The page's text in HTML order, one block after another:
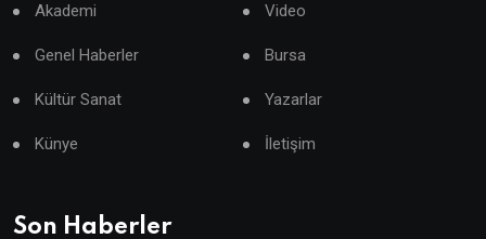
Akademi Video
Genel Haberler Bursa
Kültür Sanat Yazarlar
Künye İletişim
Son Haberler